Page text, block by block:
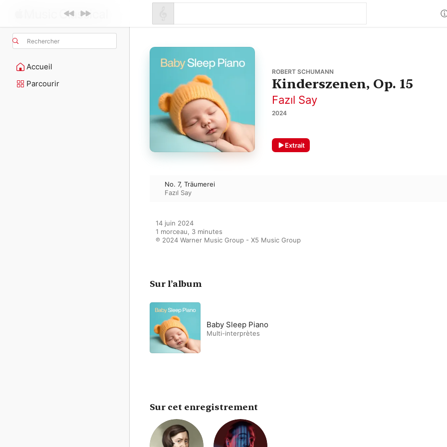
Rechercher
Accueil
Parcourir
ROBERT SCHUMANN
Kinderszenen, Op. 15
Fazıl Say
2024
Extrait
No. 7, Träumerei
Fazıl Say
14 juin 2024
1 morceau, 3 minutes
℗ 2024 Warner Music Group - X5 Music Group
Sur l’album
Baby Sleep Piano
Multi-interprètes
Sur cet enregistrement